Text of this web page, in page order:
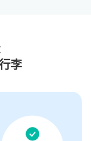
的寄物櫃
李